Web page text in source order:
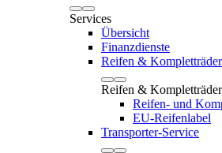
Services
Übersicht
Finanzdienste
Reifen & Kompletträder
Reifen & Kompletträder
Reifen- und
EU-Reifenlabel
Transporter-Service